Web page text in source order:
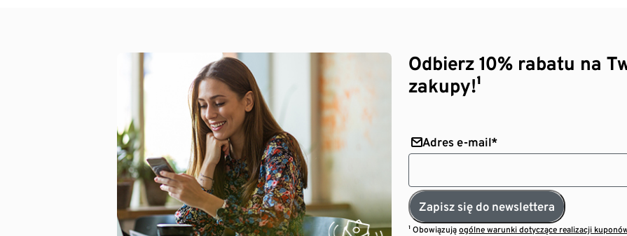
Odbierz 10% rabatu na
zakupy!¹
Adres e-mail*
Zapisz się do newslettera
¹ Obowiązująogólne warunki dotyczące realizacji